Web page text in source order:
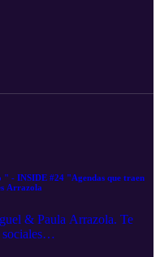
Arrazola
& Paula Arrazola. Te